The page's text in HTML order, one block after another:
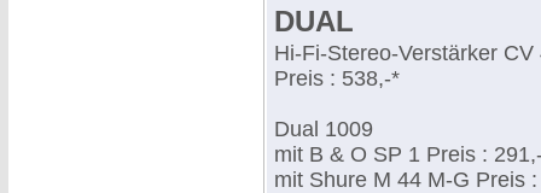
DUAL
Hi-Fi-Stereo-Verstärker CV
Preis : 538,-*
Dual 1009
mit B & O SP 1 Preis :
mit Shure M 44 M-G Preis